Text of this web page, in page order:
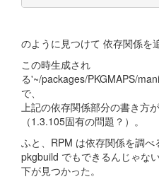
のように見つけて 依存関係を
この時生成され
る'~/packages/PKGMAPS/
で、
上記の依存関係部分の書き方
（1.3.105固有の問題？）。
ふと、RPM は依存関係を調べ
pkgbuild でもできるんじゃな
下が見つかった。